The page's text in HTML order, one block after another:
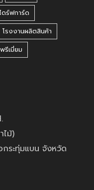
ร์ฟการ์ด
โรงงานผลิตสินค้า
รีเมี่ยม
ไม้)
ระทุ่มแบน จังหวัด